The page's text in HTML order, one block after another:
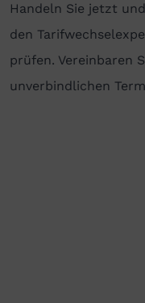
Handeln Sie jetzt
den
prüfen. Vereinbaren
unverbindlichen